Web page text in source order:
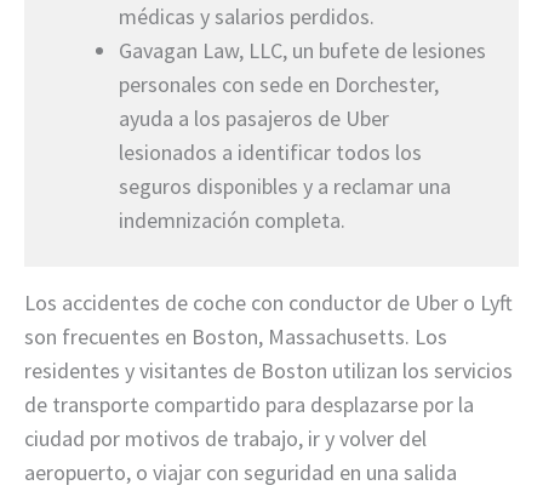
médicas y salarios perdidos.
Gavagan Law, LLC, un bufete de lesiones
personales con sede en Dorchester,
ayuda a los pasajeros de Uber
lesionados a identificar todos los
seguros disponibles y a reclamar una
indemnización completa.
Los accidentes de coche con conductor de Uber o Lyft
son frecuentes en Boston, Massachusetts. Los
residentes y visitantes de Boston utilizan los servicios
de transporte compartido para desplazarse por la
ciudad por motivos de trabajo, ir y volver del
aeropuerto, o viajar con seguridad en una salida